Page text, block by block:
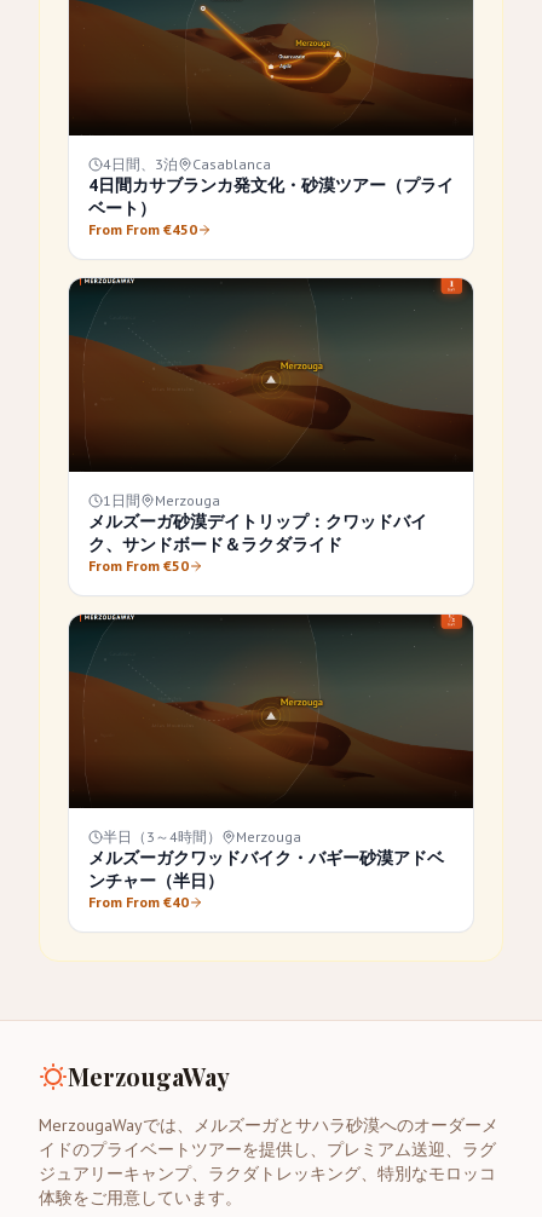
4日間、3泊 Casablanca
4日間カサブランカ発文化・砂漠ツアー（プライ
ベート）
From From €450
1日間 Merzouga
メルズーガ砂漠デイトリップ：クワッドバイ
ク、サンドボード＆ラクダライド
From From €50
半日（3～4時間） Merzouga
メルズーガクワッドバイク・バギー砂漠アドベ
ンチャー（半日）
From From €40
MerzougaWay
MerzougaWayでは、メルズーガとサハラ砂漠へのオーダーメ
イドのプライベートツアーを提供し、プレミアム送迎、ラグ
ジュアリーキャンプ、ラクダトレッキング、特別なモロッコ
体験をご用意しています。